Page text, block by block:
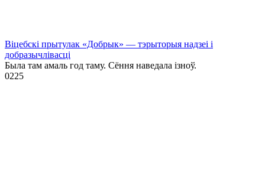
Віцебскі прытулак «‎Добрык»‎ — тэрыторыя надзеі і
добразычлівасці
Была там амаль год таму. Сёння наведала ізноў.
0225